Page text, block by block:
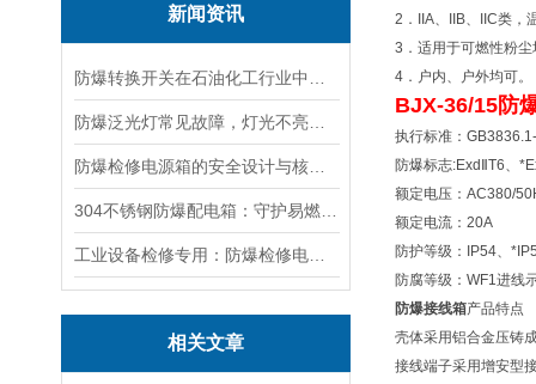
新闻资讯
相关文章
2．IIA、IIB、IIC类，
3．适用于可燃性粉尘
4．户内、户外均可。
BJX-36/15防
执行标准：
防爆标志:ExdⅡT6、
额定电压：AC380/
额定电流：20A
防护等级：IP54、
防腐等级：WF1进线
防爆接线箱产品特点
壳体采用铝合金压铸
接线端子采用增安型